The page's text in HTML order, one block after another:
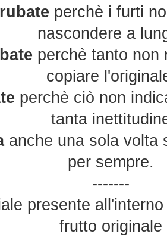
perchè i furti
nascondere a
perchè tanto non
copiare
perchè ciò non
tanta
anche una sola volta
per sempre.
-------
presente
frutto originale